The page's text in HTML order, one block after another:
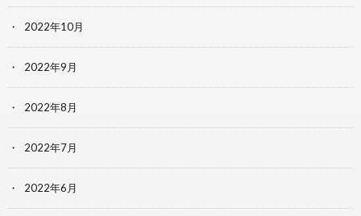
2022年10月
2022年9月
2022年8月
2022年7月
2022年6月